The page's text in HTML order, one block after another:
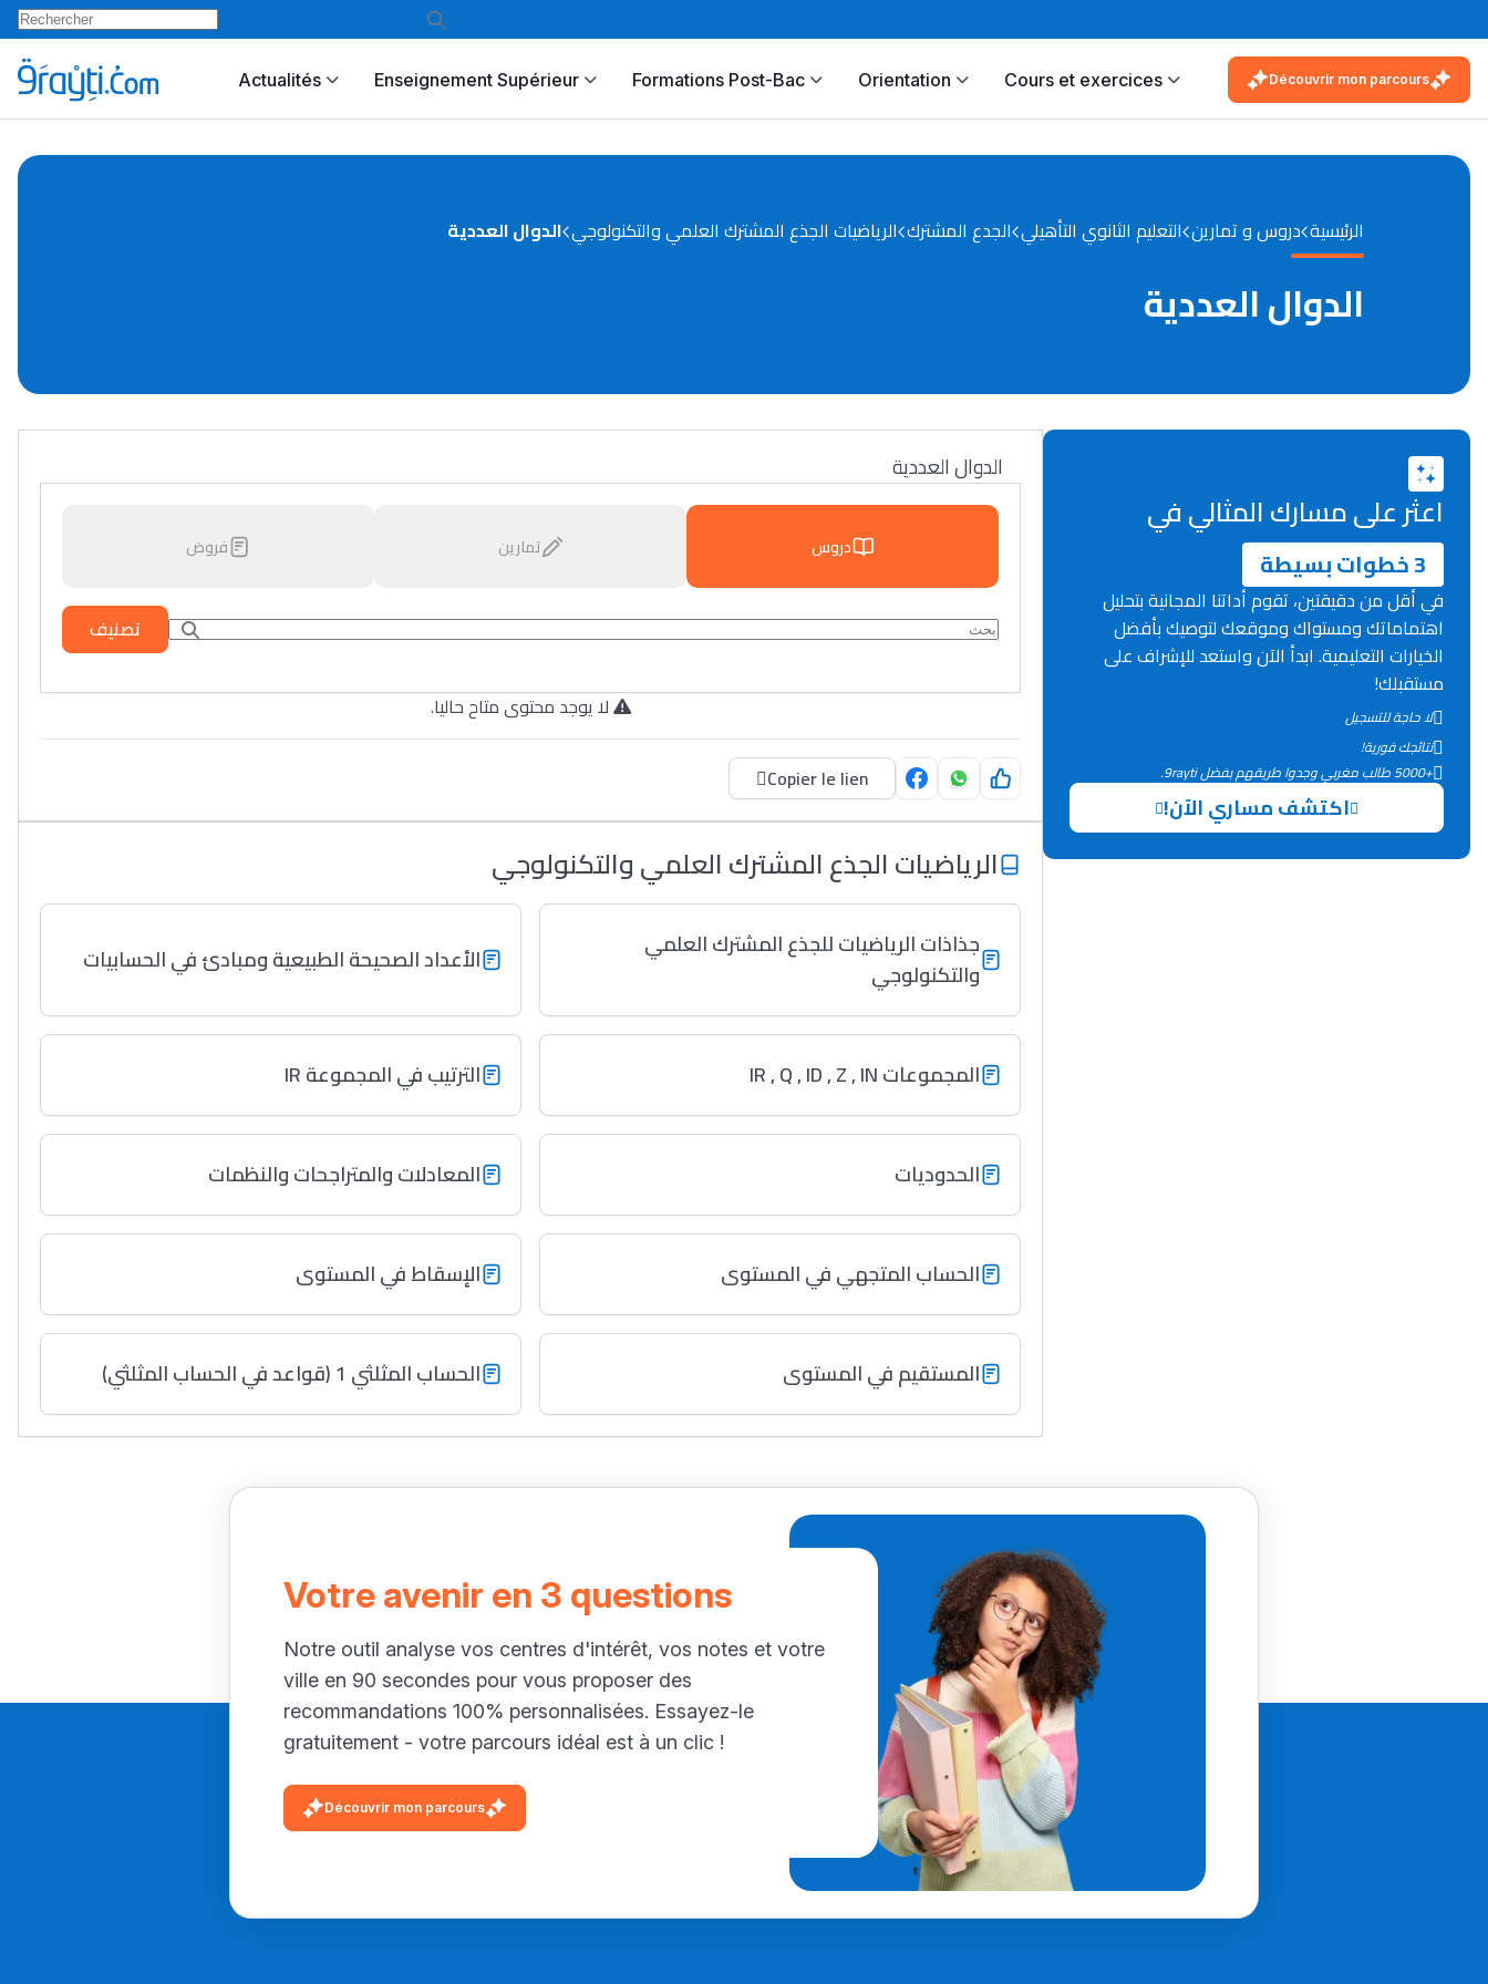
Actualités Enseignement Supérieur Formations Post-Bac Orientation Cours et exercices Découvrir mon parcours
الرئيسية دروس و تمارين التعليم الثانوي التأهيلي الجدع المشترك الرياضيات الجذع المشترك العلمي والتكنولوجي الدوال العددية
الدوال العددية
الدوال العددية
دروس تمارين فروض
تصنيف
لا يوجد محتوى متاح حاليا.
Copier le lien
الرياضيات الجذع المشترك العلمي والتكنولوجي
جذاذات الرياضيات للجذع المشترك العلمي
والتكنولوجي
الأعداد الصحيحة الطبيعية ومبادئ في الحسابيات
المجموعات IR , Q , ID , Z , IN الترتيب في المجموعة IR
الحدوديات المعادلات والمتراجحات والنظمات
الحساب المتجهي في المستوى الإسقاط في المستوى
المستقيم في المستوى الحساب المثلثي 1 (قواعد في الحساب المثلثي)
اعثر على مسارك المثالي في
3 خطوات بسيطة
في أقل من دقيقتين، تقوم أداتنا المجانية بتحليل
اهتماماتك ومستواك وموقعك لتوصيك بأفضل
الخيارات التعليمية. ابدأ الآن واستعد للإشراف على
مستقبلك!
لا حاجة للتسجيل
نتائجك فورية!
+5000 طالب مغربي وجدوا طريقهم بفضل 9rayti.
اكتشف مساري الآن!
Votre avenir en 3 questions
Notre outil analyse vos centres d'intérêt, vos notes et votre
ville en 90 secondes pour vous proposer des
recommandations 100% personnalisées. Essayez-le
gratuitement - votre parcours idéal est à un clic !
Découvrir mon parcours